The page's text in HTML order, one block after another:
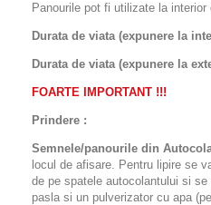
Panourile pot fi utilizate la interior
Durata de viata (expunere la
Durata de viata (expunere la
FOARTE IMPORTANT !!!
Prindere :
Semnele/panourile din
locul de afisare. Pentru lipire se
de pe spatele autocolantului si
pasla si un pulverizator cu apa